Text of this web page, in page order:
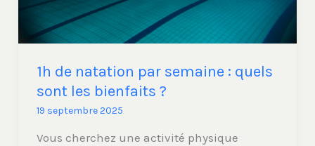
1h de natation par semaine : quels
sont les bienfaits ?
19 septembre 2025
Vous cherchez une activité physique
sont
les
bienfaits
?